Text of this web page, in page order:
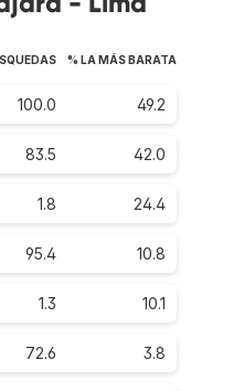
% LA MÁS BARATA
100.0 49.2
83.5 42.0
1.8 24.4
95.4 10.8
1.3 10.1
72.6 3.8